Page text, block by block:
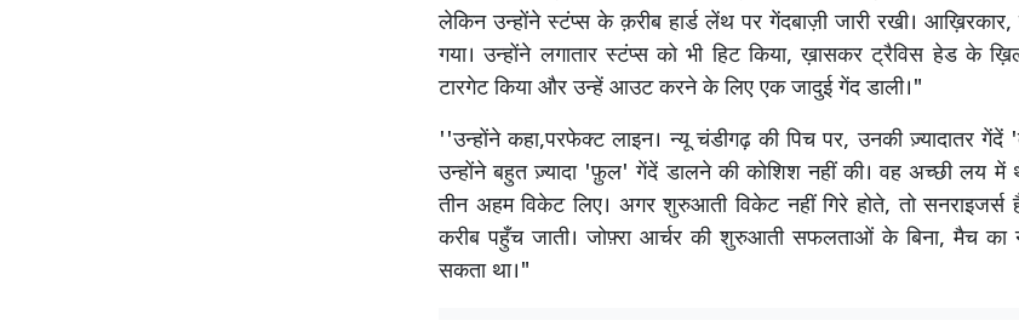
लेकिन उन्होंने स्टंप्स के क़रीब हार्ड लेंथ पर गेंदबाज़ी जारी रखी।
गया। उन्होंने लगातार स्टंप्स को भी हिट किया, ख़ासकर ट्रैविस हेड के
टारगेट किया और उन्हें आउट करने के लिए एक जादुई गेंद डाली।"
''उन्होंने कहा,परफेक्ट लाइन। न्यू चंडीगढ़ की पिच पर, उनकी ज़्यादातर
उन्होंने बहुत ज़्यादा 'फ़ुल' गेंदें डालने की कोशिश नहीं की। वह अच्छी लय में
तीन अहम विकेट लिए। अगर शुरुआती विकेट नहीं गिरे होते, तो सनराइजर्स
करीब पहुँच जाती। जोफ़्रा आर्चर की शुरुआती सफलताओं के बिना, मैच का
सकता था।"